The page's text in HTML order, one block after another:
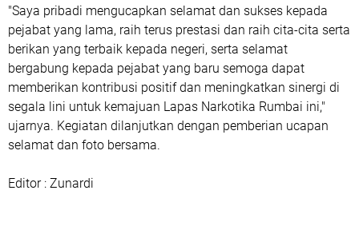
"Saya pribadi mengucapkan selamat dan sukses kepada
pejabat yang lama, raih terus prestasi dan raih cita-cita serta
berikan yang terbaik kepada negeri, serta selamat
bergabung kepada pejabat yang baru semoga dapat
memberikan kontribusi positif dan meningkatkan sinergi di
segala lini untuk kemajuan Lapas Narkotika Rumbai ini,"
ujarnya. Kegiatan dilanjutkan dengan pemberian ucapan
selamat dan foto bersama.
Editor : Zunardi